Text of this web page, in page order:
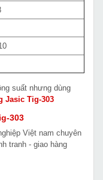
suất nhưng dùng
Jasic Tig-303
Việt nam chuyên
tranh - giao hàng